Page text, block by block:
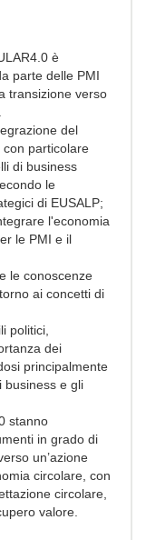
è
parte delle PMI
transizione verso
del
particolare
di business
le
di EUSALP;
l'economia
le PMI e il
le conoscenze
ai concetti di
politici,
dei
principalmente
business e gli
stanno
in grado di
un’azione
circolare, con
circolare,
valore.